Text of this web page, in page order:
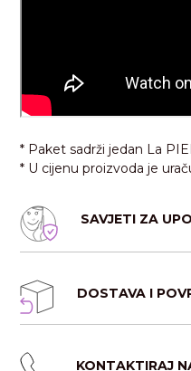
* Paket sadrži jedan La
* U cijenu proizvoda je
SAVJETI ZA
DOSTAVA I
Dostava na području BiH:
KONTAKTIRAJ